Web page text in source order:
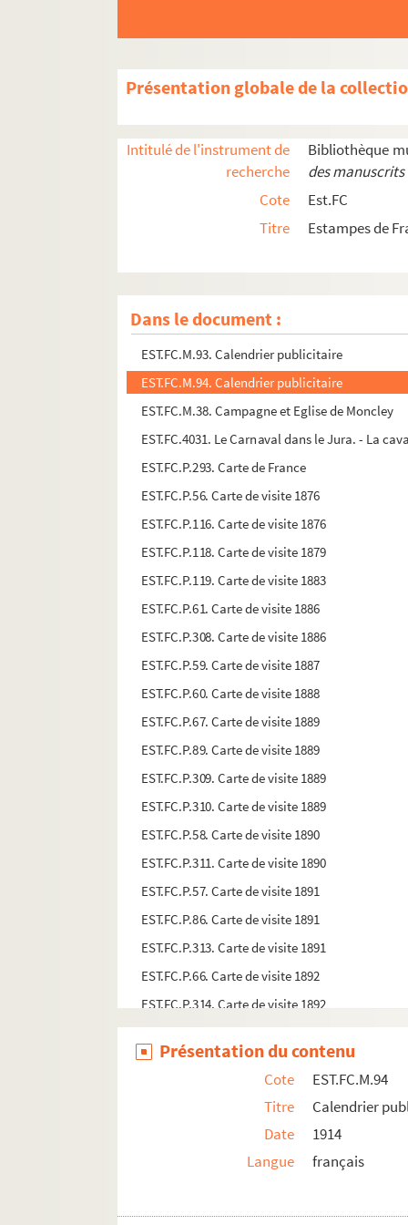
Présentation globale de la
Intitulé de l'instrument de
recherche
Bibliothèque
des
Cote
Est.FC
Titre
Estampes de
Dans le document :
EST.FC.18. Bout du Monde
EST.FC.17. Bout du Monde
EST.FC.19. Bout du Monde
EST.FC.20. Le Bout-du-monde, à Beurre Beure,
EST.FC.21. Le Bout-du-monde, à Beurre Beure,
EST.FC.1236. La Brot (Besançon) (Chemins
EST.FC.M.224. C.E.Briseux Architecte
EST.FC.M.91. Calendrier publicitaire
EST.FC.M.92. Calendrier publicitaire
EST.FC.M.93. Calendrier publicitaire
EST.FC.M.94. Calendrier publicitaire
EST.FC.M.38. Campagne et Eglise de Moncley
EST.FC.4031. Le Carnaval dans le Jura. - La
EST.FC.P.293. Carte de France
EST.FC.P.56. Carte de visite 1876
EST.FC.P.116. Carte de visite 1876
EST.FC.P.118. Carte de visite 1879
EST.FC.P.119. Carte de visite 1883
EST.FC.P.61. Carte de visite 1886
EST.FC.P.308. Carte de visite 1886
EST.FC.P.59. Carte de visite 1887
EST.FC.P.60. Carte de visite 1888
EST.FC.P.67. Carte de visite 1889
EST.FC.P.89. Carte de visite 1889
EST.FC.P.309. Carte de visite 1889
EST.FC.P.310. Carte de visite 1889
EST.FC.P.58. Carte de visite 1890
EST.FC.P.311. Carte de visite 1890
EST.FC.P.57. Carte de visite 1891
EST.FC.P.86. Carte de visite 1891
EST.FC.P.313. Carte de visite 1891
EST.FC.P.66. Carte de visite 1892
EST.FC.P.314. Carte de visite 1892
EST.FC.P.64. Carte de visite 1893
EST.FC.P.83 ET EST.FC.P.84. Carte de visite 1893
EST.FC.P.102 ET EST.FC.P.103. Carte de visite
EST.FC.P.315 ET EST.FC.P.316. Carte de visite
EST.FC.P.63. Carte de visite 1894
EST.FC.P.317. Carte de visite 1894
Présentation du contenu
Cote
EST.FC.M.94
Titre
Calendrier
Date
1914
Langue
français